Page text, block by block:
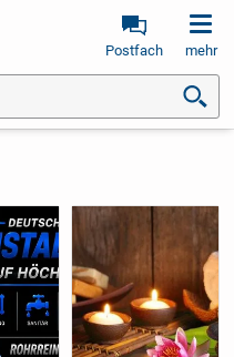
Postfach mehr